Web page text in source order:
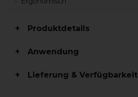
Produktdetails
Anwendung
Lieferung & Verfügbarkeit